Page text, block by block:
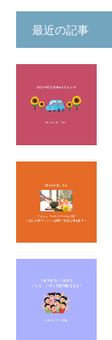
最近の記事